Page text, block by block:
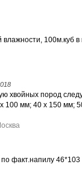
100м.куб
хвойных пород
100 мм; 40 х 150 мм;
факт.напилу